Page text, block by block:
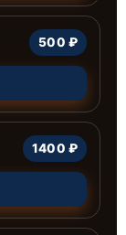
500 ₽
1400 ₽